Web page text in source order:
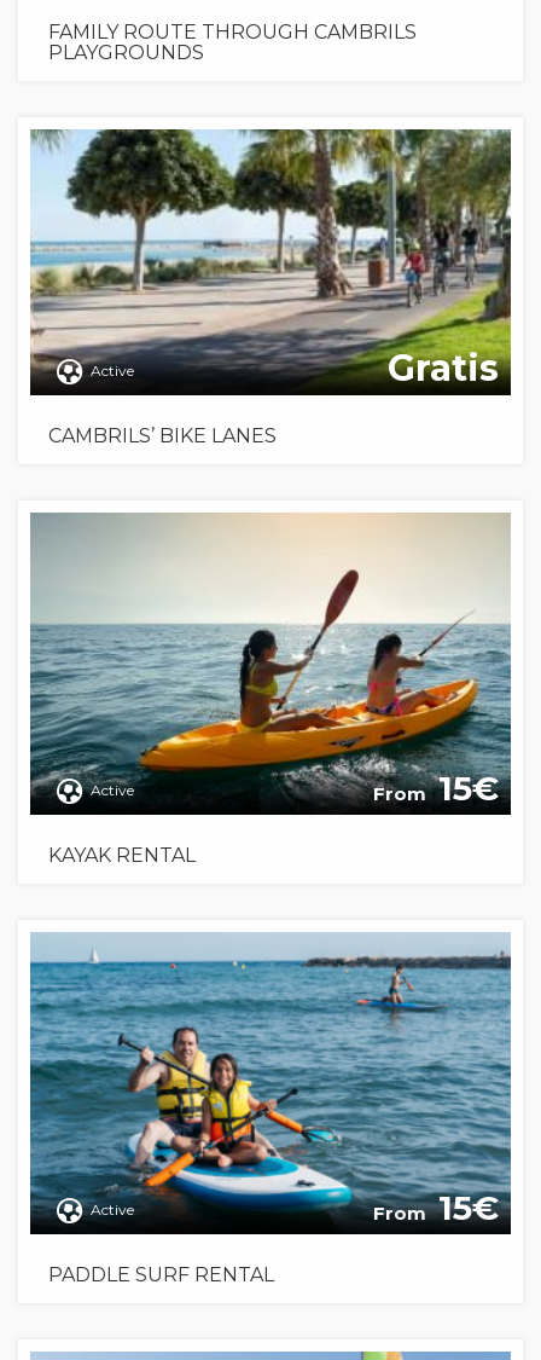
FAMILY ROUTE THROUGH CAMBRILS
PLAYGROUNDS
Active Gratis
CAMBRILS’ BIKE LANES
Active From 15
KAYAK RENTAL
Active From 15
PADDLE SURF RENTAL